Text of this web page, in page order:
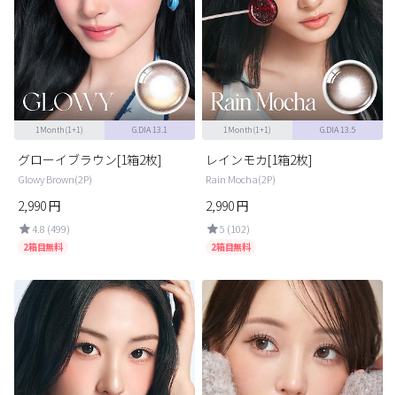
総合掲示板
カスタマーサービス
ショッピングガイド
アプリダウンロード
INSTAGRAM LINE
1Month(1+1) G.DIA 13.1
グローイブラウン[1箱2枚]
Glowy Brown(2P)
2,990円
4.8 (499)
2箱目無料
1Month(1+1) G.DIA 13.5
レインモカ[1箱2枚]
Rain Mocha(2P)
2,990円
5 (102)
2箱目無料